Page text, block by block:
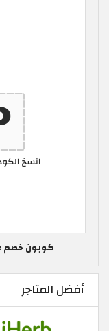
كوبون خصم Zid store, استخدم كود خصم ALCP
أفضل المتاجر